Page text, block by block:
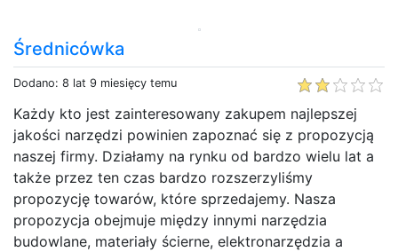
Średnicówka
Dodano: 8 lat 9 miesięcy temu
Każdy kto jest zainteresowany zakupem najlepszej
jakości narzędzi powinien zapoznać się z propozycją
naszej firmy. Działamy na rynku od bardzo wielu lat a
także przez ten czas bardzo rozszerzyliśmy
propozycję towarów, które sprzedajemy. Nasza
propozycja obejmuje między innymi narzędzia
budowlane, materiały ścierne, elektronarzędzia a